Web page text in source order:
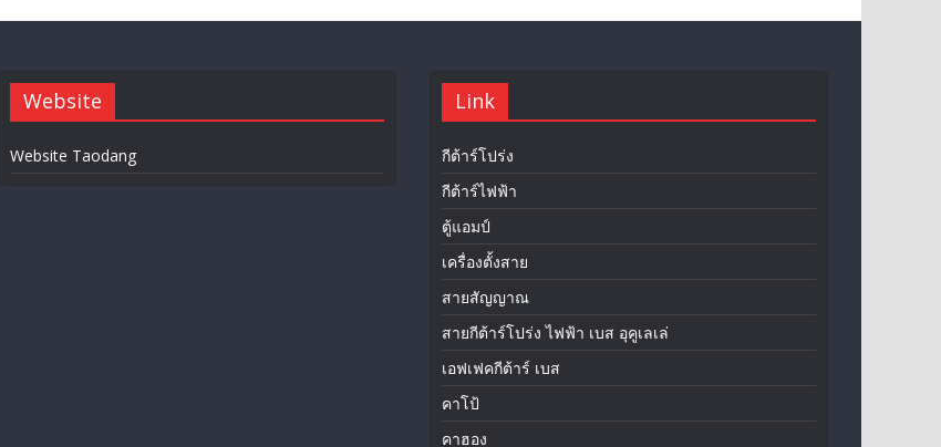
Website
Website Taodang
Link
กีต้าร์โปร่ง
กีต้าร์ไฟฟ้า
ตู้แอมป์
เครื่องตั้งสาย
สายสัญญาณ
สายกีต้าร์โปร่ง ไฟฟ้า เบส อุคูเลเล่
เอฟเฟคกีต้าร์ เบส
คาโป้
คาฮอง